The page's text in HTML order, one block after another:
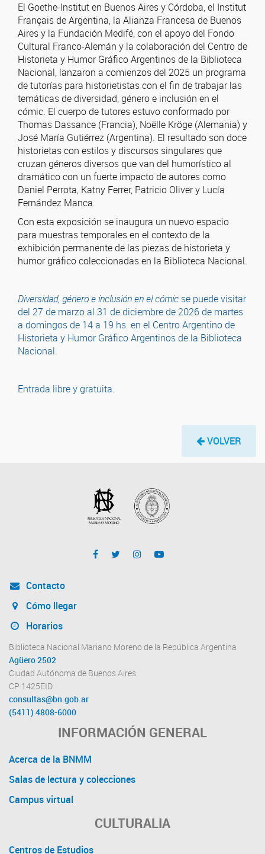
El Goethe-Institut en Buenos Aires y Córdoba, el Institut
Français de Argentina, la Alianza Francesa de Buenos
Aires y la Fundación Medifé, con el apoyo del Fondo
Cultural Franco-Alemán y la colaboración del Centro de
Historieta y Humor Gráfico Argentinos de la Biblioteca
Nacional, lanzaron a comienzos del 2025 un programa
de tutorías para historietistas con el fin de trabajar las
temáticas de diversidad, género e inclusión en el
cómic. El cuerpo de tutores estuvo conformado por
Thomas Dassance (Francia), Noëlle Kröge (Alemania) y
José María Gutiérrez (Argentina). El resultado son doce
historietas con estilos y discursos singulares que
cruzan géneros diversos que van del humorístico al
dramático con un fuerte impacto de autores como
Daniel Perrota, Katny Ferrer, Patricio Oliver y Lucía
Fernández Manca.
Con esta exposición se inaugura un nuevo espacio
para muestras temporales en el contexto de la
exhibición permanente de las piezas de historieta y
humor gráfico coleccionadas en la Biblioteca Nacional.
Diversidad, género e inclusión en el cómic se puede visitar
del 27 de marzo al 31 de diciembre de 2026 de martes
a domingos de 14 a 19 hs. en el Centro Argentino de
Historieta y Humor Gráfico Argentinos de la Biblioteca
Nacional.
Entrada libre y gratuita.
VOLVER
Contacto
Cómo llegar
Horarios
Biblioteca Nacional Mariano Moreno de la República Argentina
Agüero 2502
Ciudad Autónoma de Buenos Aires
CP 1425EID
consultas@bn.gob.ar
(5411) 4808-6000
INFORMACIÓN GENERAL
Acerca de la BNMM
Salas de lectura y colecciones
Campus virtual
CULTURALIA
Centros de Estudios